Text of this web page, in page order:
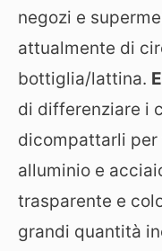
negozi e
attualmente di
bottiglia/lattina.
di differenziare i
dicompattarli per
alluminio e
trasparente e
grandi quantità